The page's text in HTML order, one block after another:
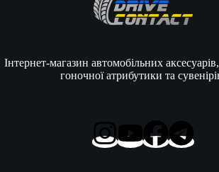
Інтернет-магазин автомобільних
гоночної атрибутики та